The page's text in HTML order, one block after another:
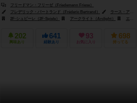
フリードマン・フリーゼ（Friedemann Friese）
フレデリック・バートランド（Fréderic Bertrand）
ラース・アルネ・マウラ・カルスキー（Lars-Arne "Maura" Kalusky）
2F-シュピーレ（2F-Spiele）
アークライト（Arclight） エッジ エンターテインメント（Edge Entertainment）
202
興味あり
641
経験あり
93
お気に入り
698
持ってる